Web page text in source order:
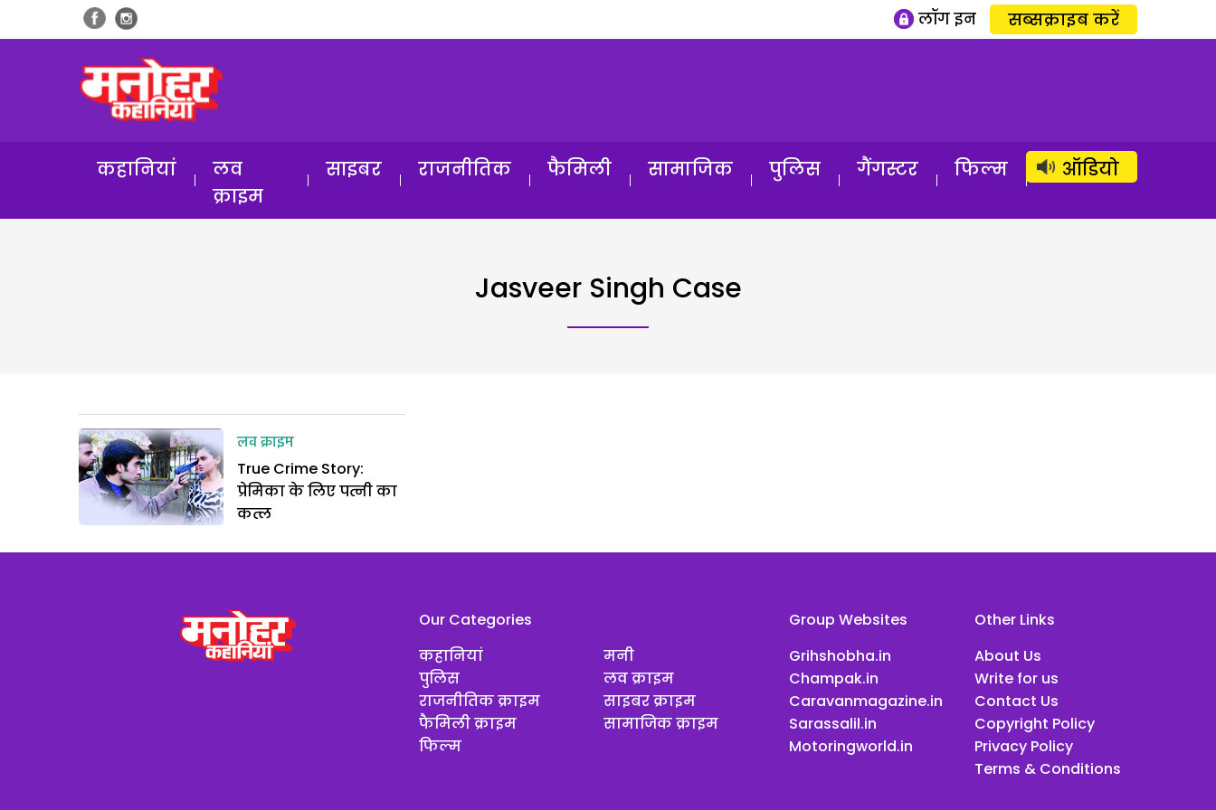
लॉग इन सब्सक्राइब करें
कहानियां
लव
क्राइम
साइबर राजनीतिक फैमिली सामाजिक पुलिस गैंगस्टर फिल्म ऑडियो
Jasveer Singh Case
लव क्राइम
True Crime Story:
प्रेमिका के लिए पत्नी का
कत्ल
Our Categories
कहानियां
पुलिस
राजनीतिक क्राइम
फैमिली क्राइम
फिल्म
मनी
लव क्राइम
साइबर क्राइम
सामाजिक क्राइम
Group Websites
Grihshobha.in
Champak.in
Caravanmagazine.in
Sarassalil.in
Motoringworld.in
Other Links
About Us
Write for us
Contact Us
Copyright Policy
Privacy Policy
Terms & Conditions